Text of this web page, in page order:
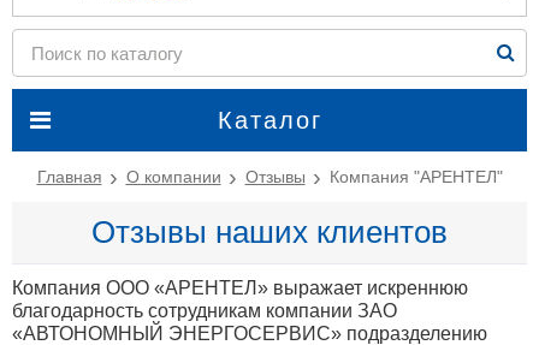
Каталог
Главная О компании Отзывы Компания "АРЕНТЕЛ"
Отзывы наших клиентов
Компания ООО «АРЕНТЕЛ» выражает искреннюю
благодарность сотрудникам компании ЗАО
«АВТОНОМНЫЙ ЭНЕРГОСЕРВИС» подразделению